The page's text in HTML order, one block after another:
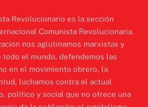
Revolucionario es la sección
Comunista Revolucionaria.
nos aglutinamos marxistas y
todo el mundo, defendemos las
en el movimiento obrero, la
luchamos contra el actual
político y social que no ofrece una